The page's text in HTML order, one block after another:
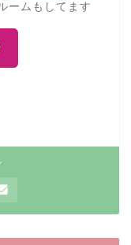
ームもしてます